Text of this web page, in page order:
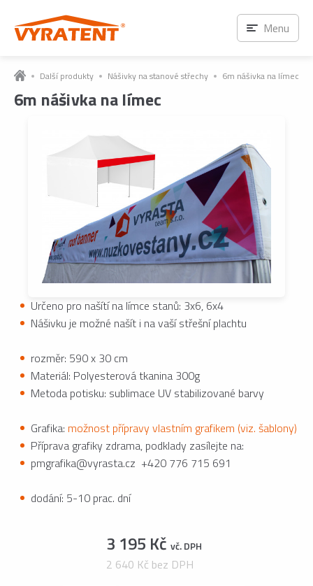
Další produkty Nášivky na stanové střechy 6m nášivka na límec
6m nášivka na límec
Určeno pro našítí na límce stanů: 3x6, 6x4
Nášivku je možné našít i na vaší střešní plachtu
rozměr: 590 x 30 cm
Materiál: Polyesterová tkanina 300g
Metoda potisku: sublimace UV stabilizované barvy
Grafika: možnost přípravy vlastním grafikem (viz. šablony)
Příprava grafiky zdrama, podklady zasílejte na:
pmgrafika@vyrasta.cz +420 776 715 691
dodání: 5-10 prac. dní
3 195 Kč vč. DPH
2 640 Kč bez DPH
Menu